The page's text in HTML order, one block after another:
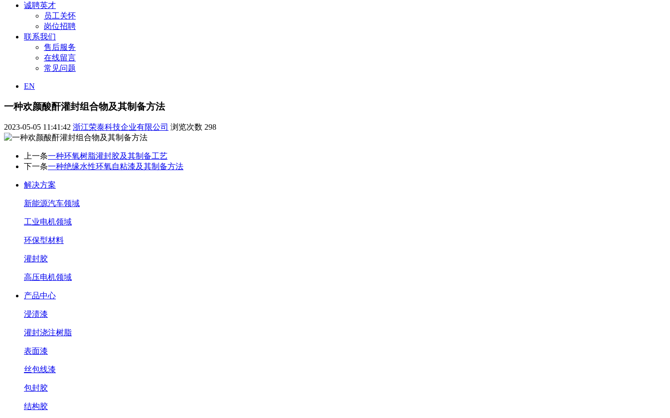
诚聘英才
员工关怀
岗位招聘
联系我们
售后服务
在线留言
常见问题
EN
一种欢颜酸酐灌封组合物及其制备方法
2023-05-05 11:41:42 浙江荣泰科技企业有限公司 浏览次数 298
上一条一种环氧树脂灌封胶及其制备工艺
下一条一种绝缘水性环氧自粘漆及其制备方法
解决方案
新能源汽车领域
工业电机领域
环保型材料
灌封胶
高压电机领域
产品中心
浸渍漆
灌封浇注树脂
表面漆
丝包线漆
包封胶
结构胶